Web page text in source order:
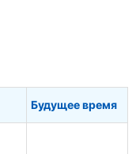
Будущее время